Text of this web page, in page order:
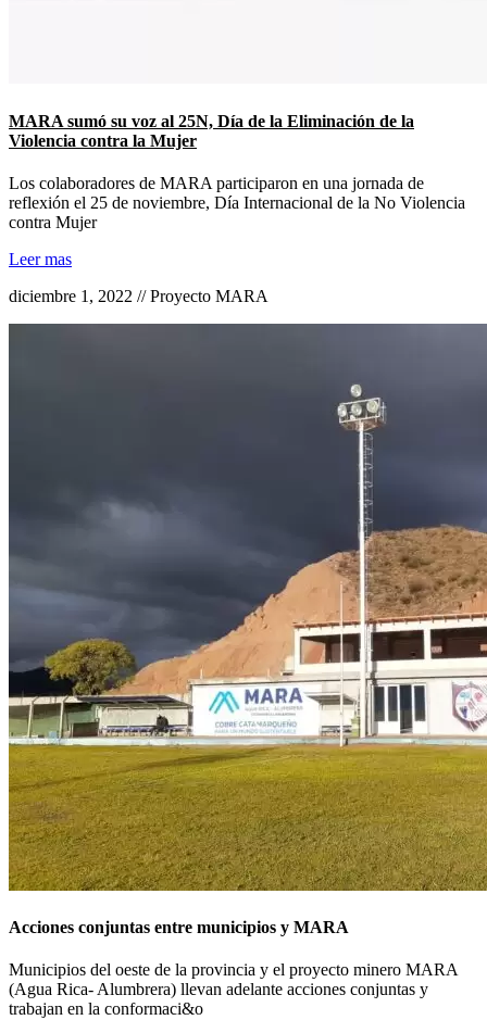
MARA sumó su voz al 25N, Día de la Eliminación de la
Violencia contra la Mujer
Los colaboradores de MARA participaron en una jornada de
reflexión el 25 de noviembre, Día Internacional de la No Violencia
contra Mujer
Leer mas
diciembre 1, 2022 // Proyecto MARA
Acciones conjuntas entre municipios y MARA
Municipios del oeste de la provincia y el proyecto minero MARA
(Agua Rica- Alumbrera) llevan adelante acciones conjuntas y
trabajan en la conformaci&o